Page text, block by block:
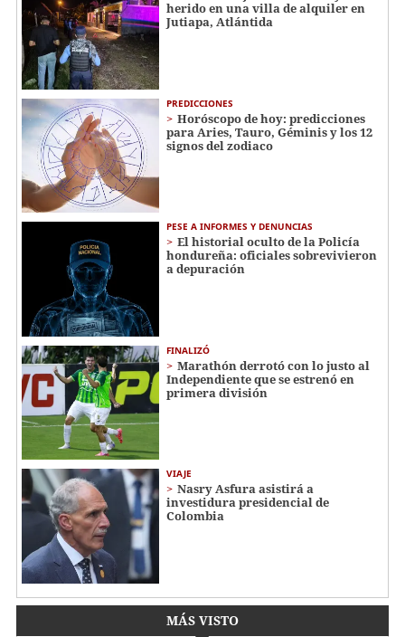
herido en una villa de alquiler en
Jutiapa, Atlántida
PREDICCIONES
Horóscopo de hoy: predicciones
para Aries, Tauro, Géminis y los 12
signos del zodiaco
PESE A INFORMES Y DENUNCIAS
El historial oculto de la Policía
hondureña: oficiales sobrevivieron
a depuración
FINALIZÓ
Marathón derrotó con lo justo al
Independiente que se estrenó en
primera división
VIAJE
Nasry Asfura asistirá a
investidura presidencial de
Colombia
MÁS VISTO